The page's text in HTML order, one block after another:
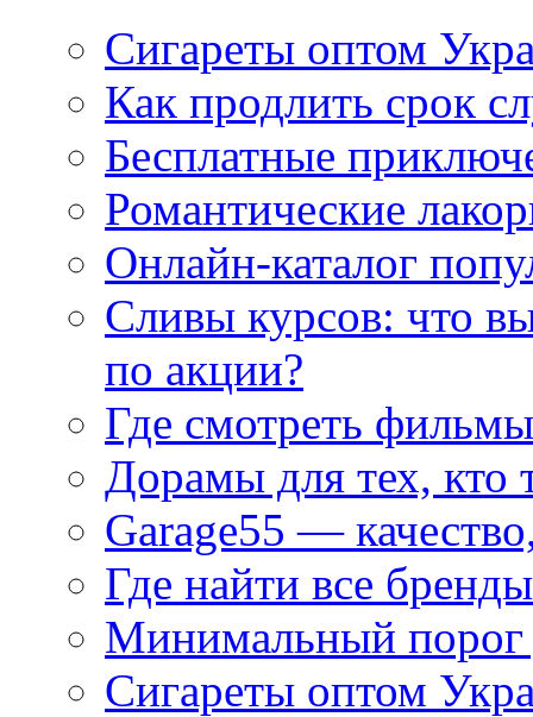
Сигареты оптом
Как продлить срок
Бесплатные
Романтические
Онлайн-каталог
Сливы курсов: что
по акции?
Где смотреть
Дорамы для тех, кто
Garage55 —
Где найти все
Минимальный порог
Сигареты оптом